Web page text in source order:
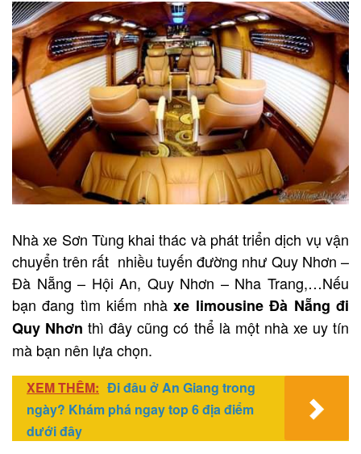
Nhà xe Sơn Tùng khai thác và phát triển dịch vụ vận
chuyển trên rất nhiều tuyến đường như Quy Nhơn –
Đà Nẵng – Hội An, Quy Nhơn – Nha Trang,…Nếu
bạn đang tìm kiếm nhàxe limousine Đà Nẵng đi
Quy Nhơn thì đây cũng có thể là một nhà xe uy tín
mà bạn nên lựa chọn.
XEM THÊM: Đi đâu ở An Giang trong
ngày? Khám phá ngay top 6 địa điểm
dưới đây